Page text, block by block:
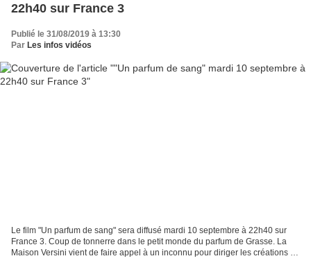
22h40 sur France 3
Publié le 31/08/2019 à 13:30
Par Les infos vidéos
Le film "Un parfum de sang" sera diffusé mardi 10 septembre à 22h40 sur
France 3. Coup de tonnerre dans le petit monde du parfum de Grasse. La
Maison Versini vient de faire appel à un inconnu pour diriger les créations de